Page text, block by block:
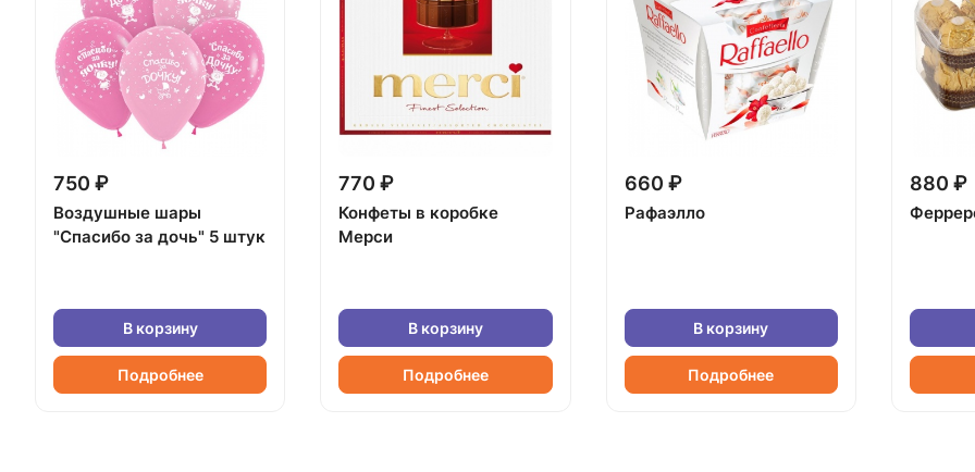
750 ₽
Воздушные шары
"Спасибо за дочь" 5 штук
В корзину
Подробнее
770 ₽
Конфеты в коробке
Мерси
В корзину
Подробнее
660 ₽
Рафаэлло
В корзину
Подробнее
880 ₽